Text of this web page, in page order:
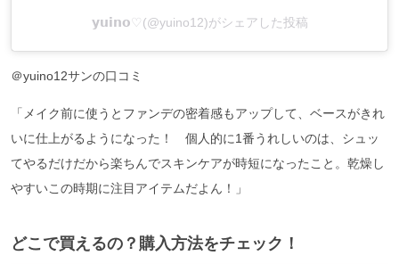
𝘆𝘂𝗶𝗻𝗼♡(@yuino12)がシェアした投稿
＠yuino12サンの口コミ
「メイク前に使うとファンデの密着感もアップして、ベースがきれ
いに仕上がるようになった！ 個人的に1番うれしいのは、シュッ
てやるだけだから楽ちんでスキンケアが時短になったこと。乾燥し
やすいこの時期に注目アイテムだよん！」
どこで買えるの？購入方法をチェック！